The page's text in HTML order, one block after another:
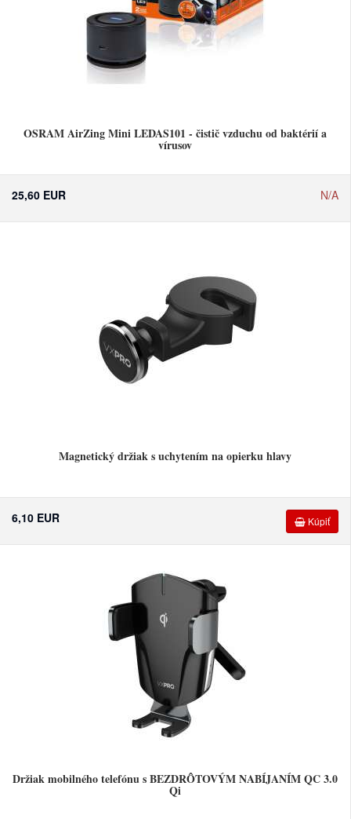
OSRAM AirZing Mini LEDAS101 - čistič vzduchu od baktérií a
vírusov
N/A
25,60 EUR
Magnetický držiak s uchytením na opierku hlavy
Kúpiť
6,10 EUR
Držiak mobilného telefónu s BEZDRÔTOVÝM NABÍJANÍM QC 3.0
Qi